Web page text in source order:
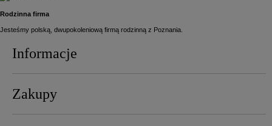
Rodzinna firma
Jesteśmy polską, dwupokoleniową firmą rodzinną z Poznania.
Informacje
Zakupy